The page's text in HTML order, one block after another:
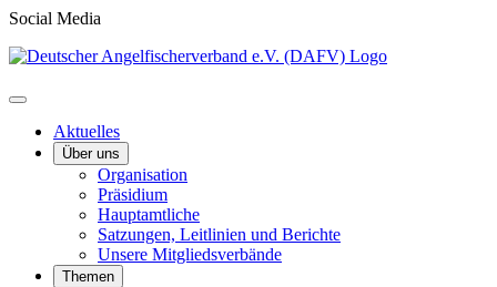
Social Media
Aktuelles
Über uns
Organisation
Präsidium
Hauptamtliche
Satzungen, Leitlinien und Berichte
Unsere Mitgliedsverbände
Themen